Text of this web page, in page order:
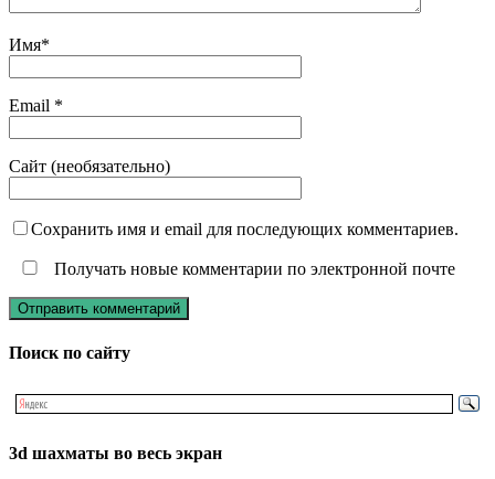
Имя*
Email *
Сайт (необязательно)
Сохранить имя и email для последующих комментариев.
Получать новые комментарии по электронной почте
Поиск по сайту
3d шахматы во весь экран